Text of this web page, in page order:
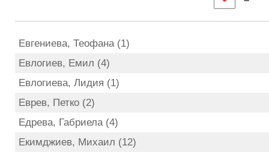
Евгениева, Теофана (1)
Евлогиев, Емил (4)
Евлогиева, Лидия (1)
Еврев, Петко (2)
Едрева, Габриела (4)
Екимджиев, Михаил (12)